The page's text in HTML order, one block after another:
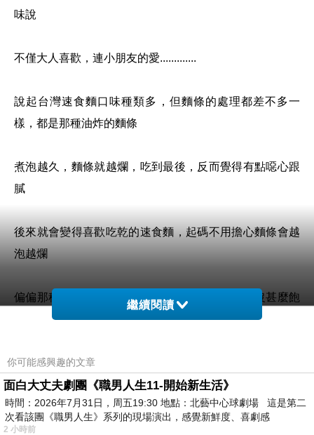
味說
不僅大人喜歡，連小朋友的愛.............
說起台灣速食麵口味種類多，但麵條的處理都差不多一
樣，都是那種油炸的麵條
煮泡越久，麵條就越爛，吃到最後，反而覺得有點噁心跟
膩
後來就會變得喜歡吃乾的速食麵，起碼不用擔心麵條會越
泡越爛
偏偏那種乾的速食麵量又不多，往往一碗吃完，沒甚麼飽
足感.........
難得發現這個裡頭的麵條是手工白麵條的水煮麵
調味包 ， 烹煮的時間又不需要太久
還有多種口味的選擇
繼續閱讀
你可能感興趣的文章
面白大丈夫劇團《職男人生11-開始新生活》
時間：2026年7月31日，周五19:30 地點：北藝中心球劇場 這是第二
次看該團《職男人生》系列的現場演出，感覺新鮮度、喜劇感
2 小時前